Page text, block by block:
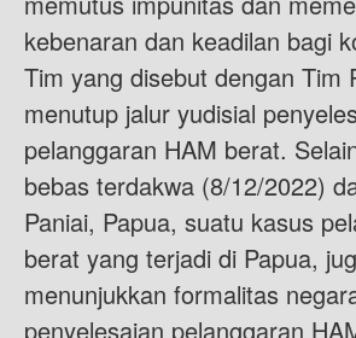
kebenaran dan keadilan bagi
Tim yang disebut dengan Tim
menutup jalur yudisial
pelanggaran HAM berat.
bebas terdakwa (8/12/2022)
Paniai, Papua, suatu kasus
berat yang terjadi di Papua,
menunjukkan formalitas
penyelesaian pelanggaran